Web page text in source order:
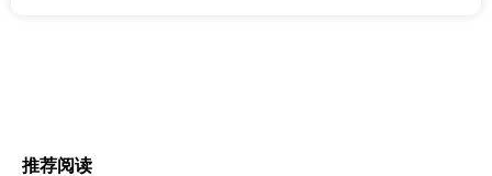
推荐阅读